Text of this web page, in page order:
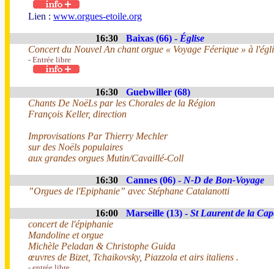
Lien : www.orgues-etoile.org
16:30 Baixas (66) - Église
Concert du Nouvel An chant orgue « Voyage Féerique » à
- Entrée libre
16:30
Guebwiller (68)
Chants De NoëLs par les Chorales de la Région
François Keller, direction
Improvisations Par Thierry Mechler
sur des Noëls populaires
aux grandes orgues Mutin/Cavaillé-Coll
16:30 Cannes (06) - N-D de Bon-Voyage
”Orgues de l'Epiphanie” avec Stéphane Catalanotti
16:00 Marseille (13) - St Laurent de la
concert de l'épiphanie
Mandoline et orgue
Michèle Peladan & Christophe Guida
œuvres de Bizet, Tchaikovsky, Piazzola et airs italiens .